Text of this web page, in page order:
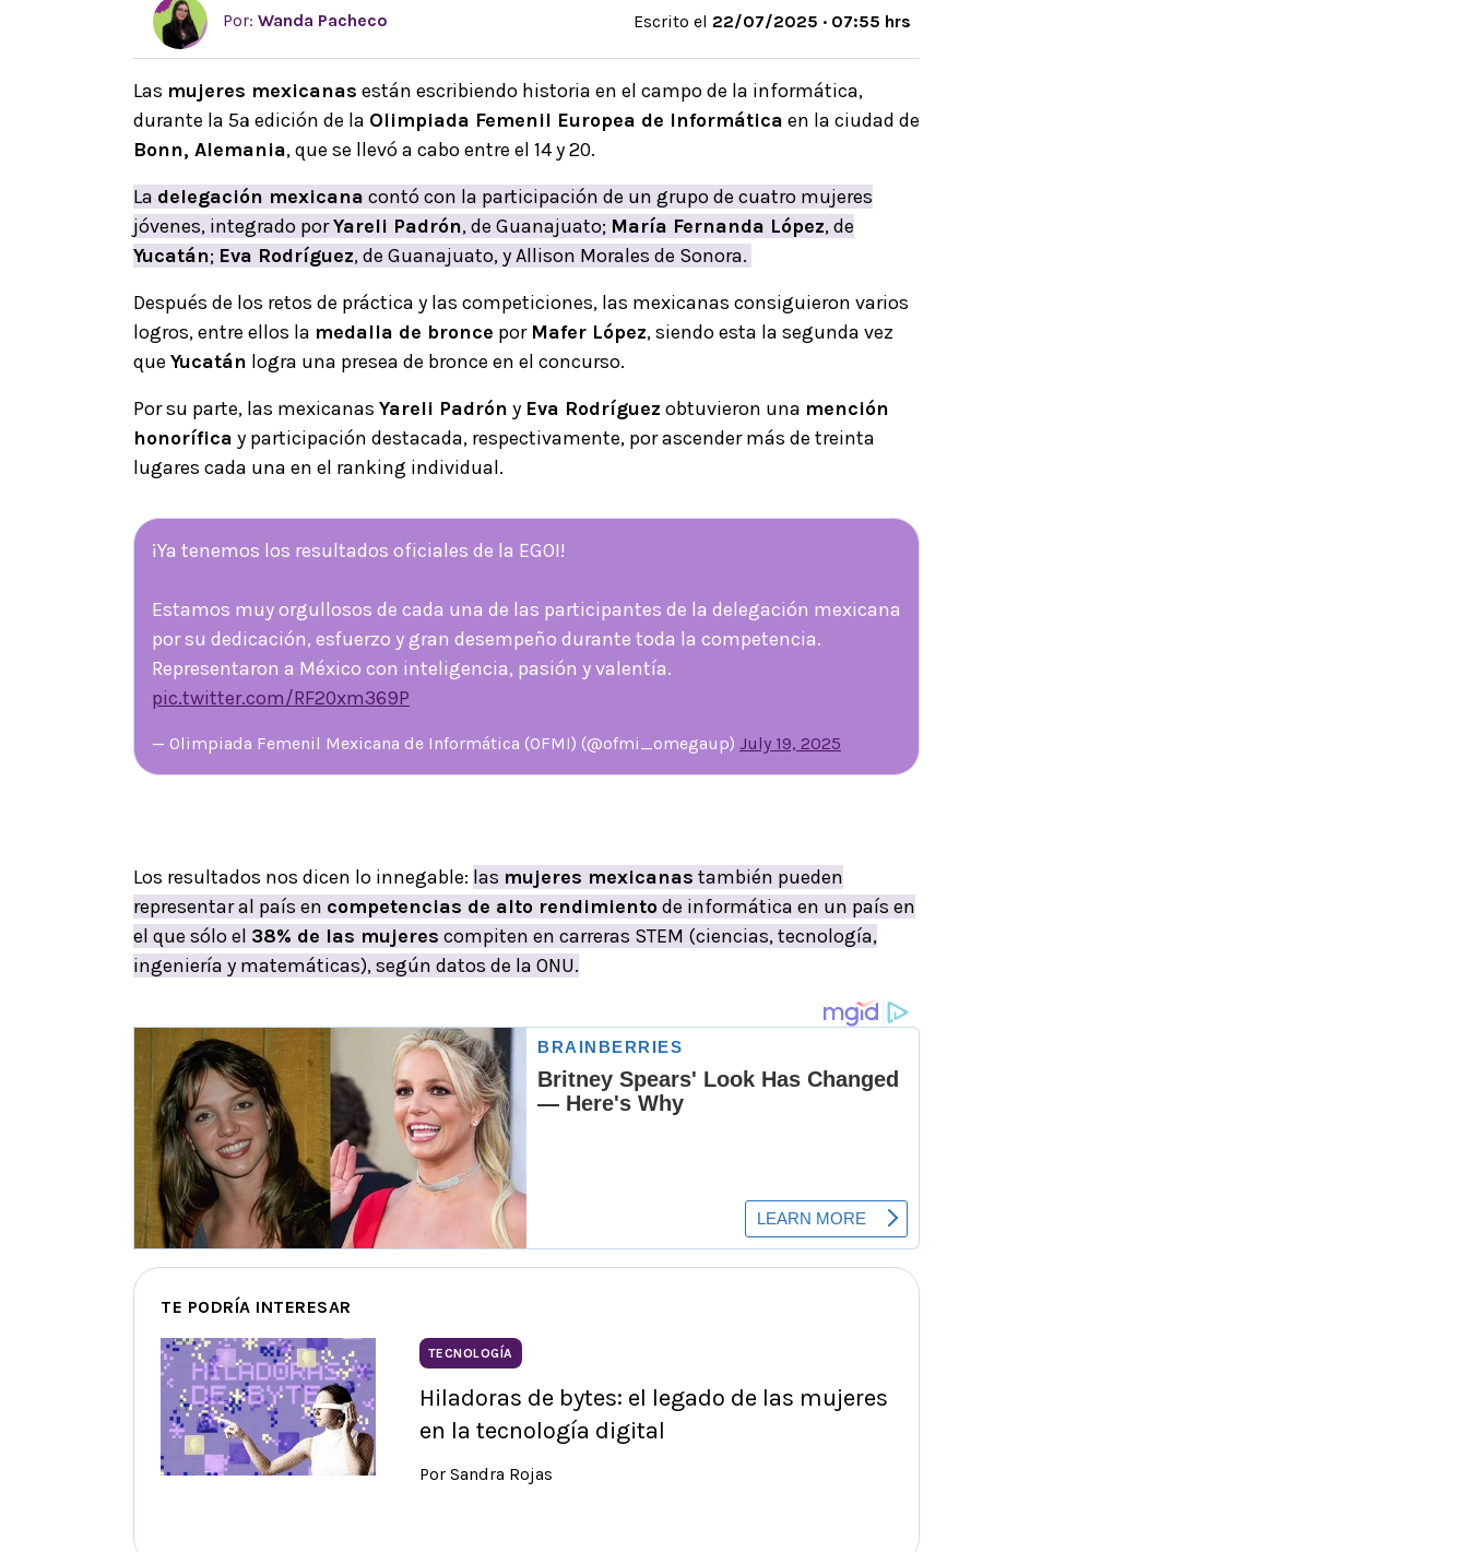
Por: Wanda Pacheco Escrito el 22/07/2025 · 07:55 hrs
Las mujeres mexicanas están escribiendo historia en el campo de la informática,
durante la 5ª edición de la Olimpiada Femenil Europea de Informática en la ciudad de
Bonn, Alemania, que se llevó a cabo entre el 14 y 20.
La delegación mexicana contó con la participación de un grupo de cuatro mujeres
jóvenes, integrado porYareli Padrón, de Guanajuato; María Fernanda López, de
Yucatán; Eva Rodríguez, de Guanajuato, y Allison Morales de Sonora.
Después de los retos de práctica y las competiciones, las mexicanas consiguieron varios
logros, entre ellos la medalla de bronce por Mafer López, siendo esta la segunda vez
que Yucatán logra una presea de bronce en el concurso.
Por su parte, las mexicanas Yareli Padrón y Eva Rodríguez obtuvieron una mención
honorífica y participación destacada, respectivamente, por ascender más de treinta
lugares cada una en el ranking individual.
¡Ya tenemos los resultados oficiales de la EGOI!
Estamos muy orgullosos de cada una de las participantes de la delegación mexicana
por su dedicación, esfuerzo y gran desempeño durante toda la competencia.
Representaron a México con inteligencia, pasión y valentía.
pic.twitter.com/RF20xm369P
— Olimpiada Femenil Mexicana de Informática (OFMI) (@ofmi_omegaup) July 19, 2025
Los resultados nos dicen lo innegable: las mujeres mexicanas también pueden
representar al país en competencias de alto rendimientode informática en un país en
el que sólo el 38% de las mujeres compiten en carreras STEM (ciencias, tecnología,
ingeniería y matemáticas), según datos de la ONU.
TE PODRÍA INTERESAR
TECNOLOGÍA
Hiladoras de bytes: el legado de las mujeres
en la tecnología digital
Por Sandra Rojas